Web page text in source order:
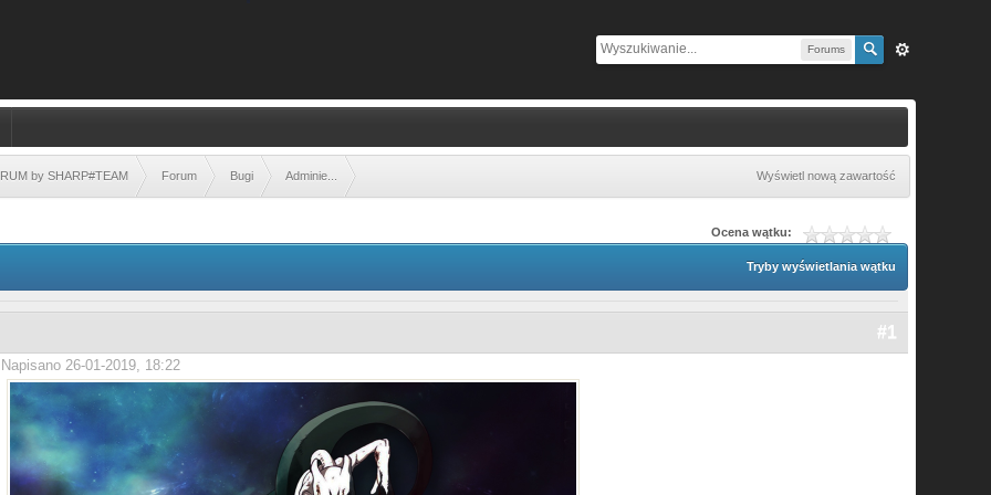
Forums
by SHARP#TEAM Forum Bugi Adminie... Wyświetl nową zawartość
Ocena wątku:
Tryby wyświetlania wątku
#1
Napisano 26-01-2019, 18:22